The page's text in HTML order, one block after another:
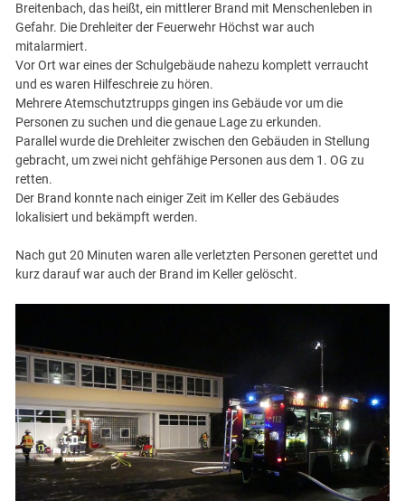
Breitenbach, das heißt, ein mittlerer Brand mit Menschenleben in
Gefahr. Die Drehleiter der Feuerwehr Höchst war auch
mitalarmiert.
Vor Ort war eines der Schulgebäude nahezu komplett verraucht
und es waren Hilfeschreie zu hören.
Mehrere Atemschutztrupps gingen ins Gebäude vor um die
Personen zu suchen und die genaue Lage zu erkunden.
Parallel wurde die Drehleiter zwischen den Gebäuden in Stellung
gebracht, um zwei nicht gehfähige Personen aus dem 1. OG zu
retten.
Der Brand konnte nach einiger Zeit im Keller des Gebäudes
lokalisiert und bekämpft werden.
Nach gut 20 Minuten waren alle verletzten Personen gerettet und
kurz darauf war auch der Brand im Keller gelöscht.